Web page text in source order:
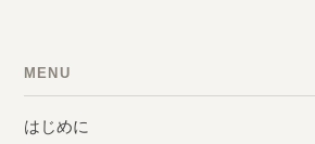
MENU
はじめに